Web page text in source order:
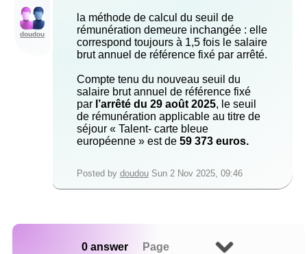
doudou
la méthode de calcul du seuil de
rémunération demeure inchangée : elle
correspond toujours à 1,5 fois le salaire
brut annuel de référence fixé par arrêté.
Compte tenu du nouveau seuil du
salaire brut annuel de référence fixé
parl’arrêté du 29 août 2025, le seuil
de rémunération applicable au titre de
séjour « Talent- carte bleue
européenne » est de 59 373 euros.
Posted by doudouSun 2 Nov 2025, 09:46
0 answer Page